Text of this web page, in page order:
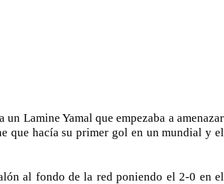
Lamine Yamal que empezaba a amenazar
que hacía su primer gol en un mundial y el
al fondo de la red poniendo el 2-0 en el